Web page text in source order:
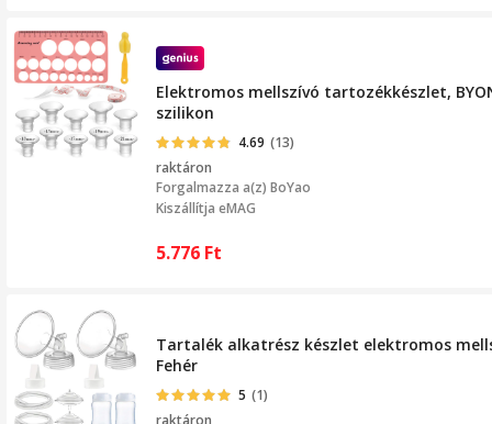
Elektromos mellszívó tartozékkészlet,
szilikon
4.69 (13)
raktáron
Forgalmazza a(z) BoYao
Kiszállítja eMAG
5.776 Ft
Tartalék alkatrész készlet elektromos
Fehér
5 (1)
raktáron